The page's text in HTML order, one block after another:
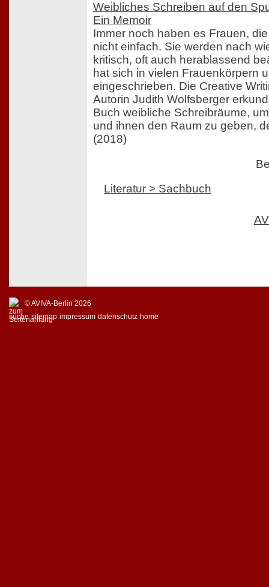
Weibliches Schreiben auf den
Ein Memoir
Immer noch haben es Frauen,
nicht einfach. Sie werden nach
kritisch, oft auch herablassend
hat sich in vielen Frauenkörpern
eingeschrieben. Die Creative
Autorin Judith Wolfsberger
Buch weibliche Schreibräume,
und ihnen den Raum zu geben,
(2018)
Literatur > Sachbuch
© AVIVA-Berlin 2026
suche sitemap impressum datenschutz home